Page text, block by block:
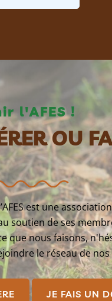
l'AFES !
OU
est une
soutien de ses
que nous faisons,
le réseau de nos
JE FAIS UN